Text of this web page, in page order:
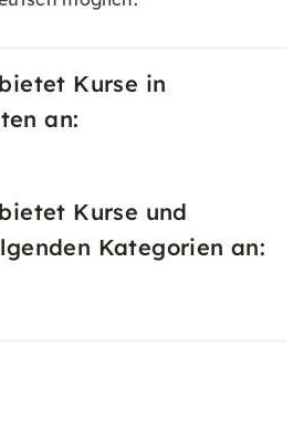
Kurse in
an:
Kurse und
Kategorien an: